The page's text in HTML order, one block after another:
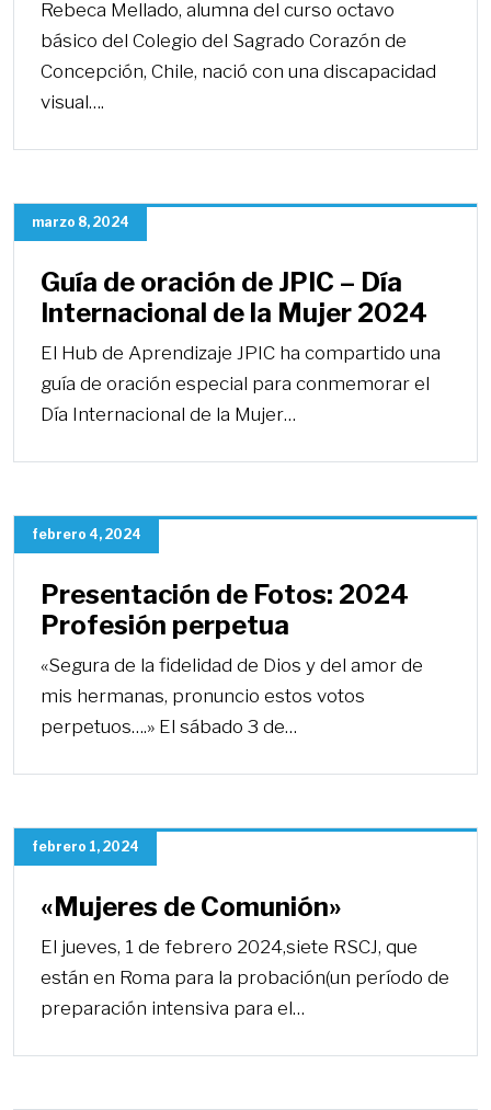
Rebeca Mellado, alumna del curso octavo
básico del Colegio del Sagrado Corazón de
Concepción, Chile, nació con una discapacidad
visual….
marzo 8, 2024
Guía de oración de JPIC – Día
Internacional de la Mujer 2024
El Hub de Aprendizaje JPIC ha compartido una
guía de oración especial para conmemorar el
Día Internacional de la Mujer…
febrero 4, 2024
Presentación de Fotos: 2024
Profesión perpetua
«Segura de la fidelidad de Dios y del amor de
mis hermanas, pronuncio estos votos
perpetuos….» El sábado 3 de…
febrero 1, 2024
«Mujeres de Comunión»
El jueves, 1 de febrero 2024,siete RSCJ, que
están en Roma para la probación(un período de
preparación intensiva para el…